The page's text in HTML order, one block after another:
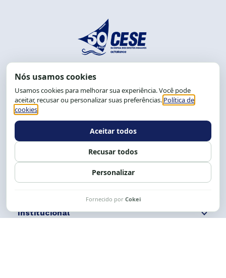
End.: R. da Graça, 150. Graça
CEP: 40.150-055
Salvador-BA, Brasil.
Tel.: (71) 2104-5457, Cel.: (71) 9 9239-2104 ou 2105
Expediente: 8h às 12h e 13 às 17h.
Siga nossas redes Fale conosco
Institucional